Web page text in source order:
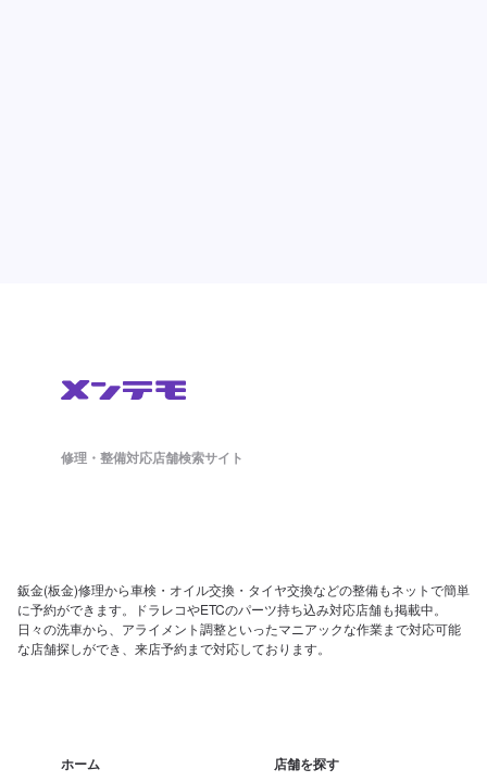
修理・整備対応店舗検索サイト
鈑金(板金)修理から車検・オイル交換・タイヤ交換などの整備もネットで簡単
に予約ができます。ドラレコやETCのパーツ持ち込み対応店舗も掲載中。
日々の洗車から、アライメント調整といったマニアックな作業まで対応可能
な店舗探しができ、来店予約まで対応しております。
ホーム 店舗を探す